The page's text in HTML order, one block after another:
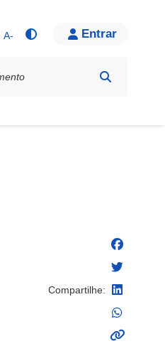
A- Entrar
Compartilhe: